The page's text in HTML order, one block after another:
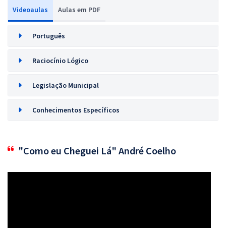
Videoaulas Aulas em PDF
Português
Raciocínio Lógico
Legislação Municipal
Conhecimentos Específicos
"Como eu Cheguei Lá" André Coelho